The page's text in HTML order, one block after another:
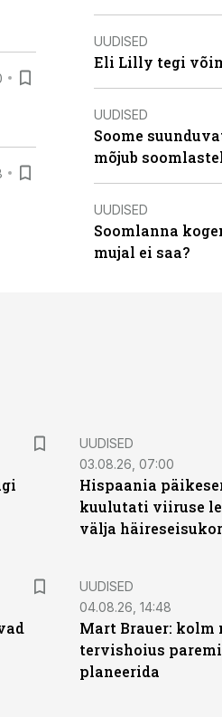
UUDISED
Eli Lilly tegi
UUDISED
Soome
mõjub
UUDISED
Soomlanna
mujal ei saa?
UUDISED
03.08.26, 07:00
Hispaania
kuulutati viiruse
välja
UUDISED
04.08.26, 14:48
Mart Brauer: kolm
tervishoius
planeerida